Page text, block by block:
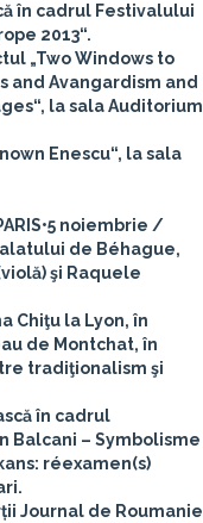
în cadrul Festivalului
2013“.
„Two Windows to
and Avangardism and
la sala Auditorium
Enescu“, la sala
•5 noiembrie /
de Béhague,
şi Raquele
Chiţu la Lyon, în
de Montchat, în
tradiţionalism şi
în cadrul
Balcani – Symbolisme
réexamen(s)
Journal de Roumanie